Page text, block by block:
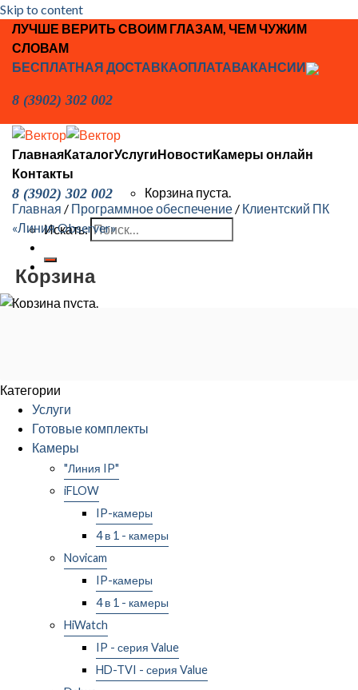
Skip to content
ЛУЧШЕ ВЕРИТЬ СВОИМ ГЛАЗАМ, ЧЕМ ЧУЖИМ
СЛОВАМ
БЕСПЛАТНАЯ ДОСТАВКАОПЛАТАВАКАНСИИ
8 (3902) 302 002
ГлавнаяКаталогУслугиНовостиКамеры онлайн
Контакты
8 (3902) 302 002 Корзина пуста.
Искать:
Корзина
Корзина пуста.
Главная / Программное обеспечение / Клиентский ПК
«Линия Observer»
Категории
Услуги
Готовые комплекты
Камеры
"Линия IP"
iFLOW
IP-камеры
4 в 1 - камеры
Novicam
IP-камеры
4 в 1 - камеры
HiWatch
IP - серия Value
HD-TVI - серия Value